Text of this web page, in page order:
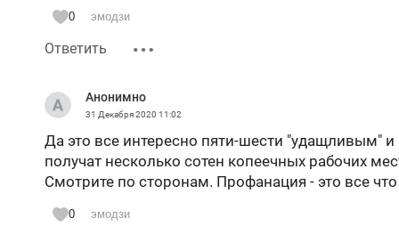
0 эмодзи
Ответить
Анонимно
31 Декабря 2020 11:02
Да это все интересно пяти-шести "удащливым"
получат несколько сотен копеечных рабочих
Смотрите по сторонам. Профанация - это все что
0 эмодзи